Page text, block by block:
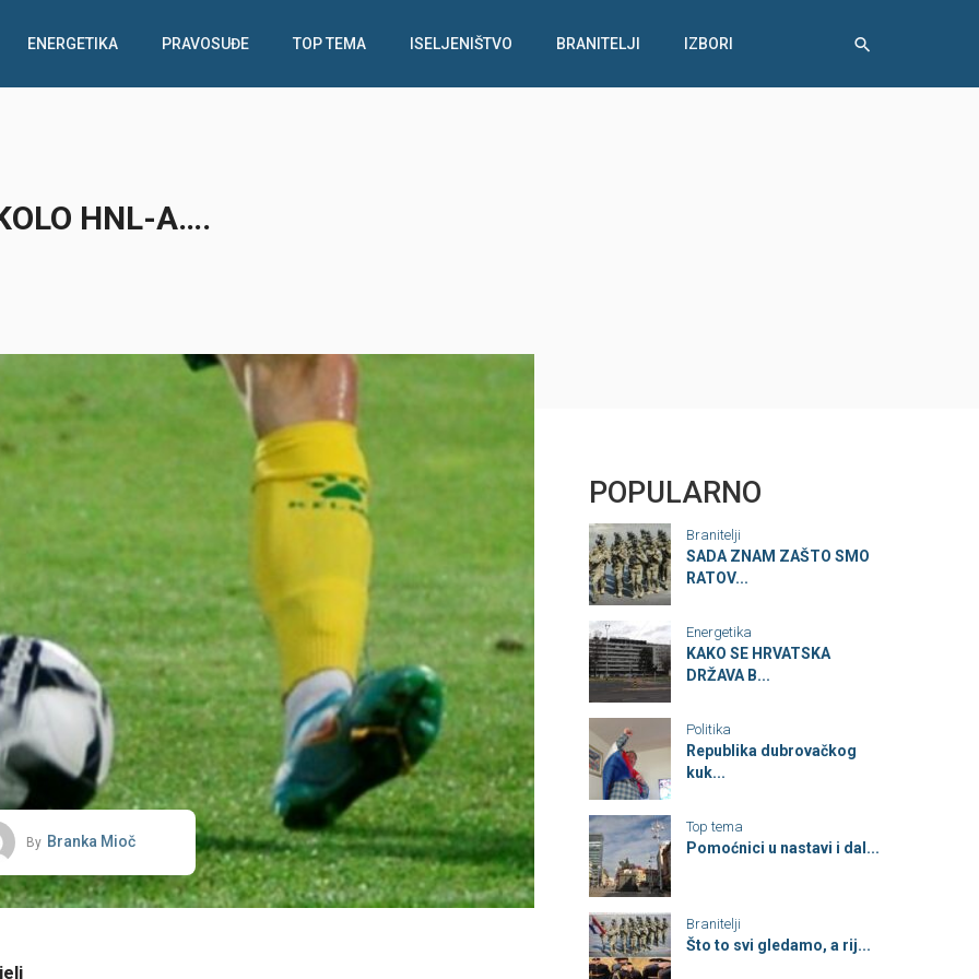
ENERGETIKA PRAVOSUĐE TOP TEMA ISELJENIŠTVO BRANITELJI IZBORI
HNL-A….
By Branka Mioč
POPULARNO
Branitelji
SADA ZNAM ZAŠTO SMO
RATOV...
Energetika
KAKO SE HRVATSKA
DRŽAVA B...
Politika
Republika dubrovačkog
kuk...
Top tema
Pomoćnici u nastavi i dal...
Branitelji
Što to svi gledamo, a rij...